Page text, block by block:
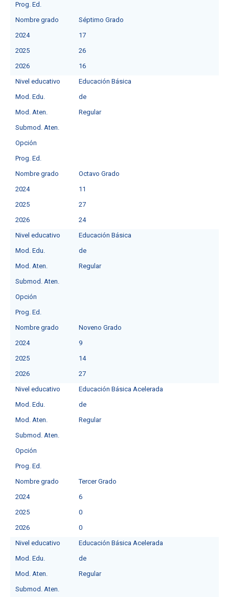
Prog. Ed.
Nombre grado
Séptimo Grado
2024
17
2025
26
2026
16
Nivel educativo
Educación Básica
Mod. Edu.
de
Mod. Aten.
Regular
Submod. Aten.
Opción
Prog. Ed.
Nombre grado
Octavo Grado
2024
11
2025
27
2026
24
Nivel educativo
Educación Básica
Mod. Edu.
de
Mod. Aten.
Regular
Submod. Aten.
Opción
Prog. Ed.
Nombre grado
Noveno Grado
2024
9
2025
14
2026
27
Nivel educativo
Educación Básica Acelerada
Mod. Edu.
de
Mod. Aten.
Regular
Submod. Aten.
Opción
Prog. Ed.
Nombre grado
Tercer Grado
2024
6
2025
0
2026
0
Nivel educativo
Educación Básica Acelerada
Mod. Edu.
de
Mod. Aten.
Regular
Submod. Aten.